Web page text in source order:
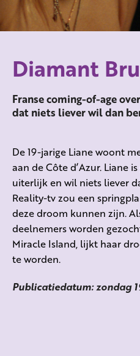
Diamant
Franse coming-of-age
dat niets liever wil dan
De 19-jarige Liane woont
aan de Côte d’Azur. Liane
uiterlijk en wil niets liever
Reality-tv zou een
deze droom kunnen zijn.
deelnemers worden
Miracle Island, lijkt haar
te worden.
Publicatiedatum: zondag